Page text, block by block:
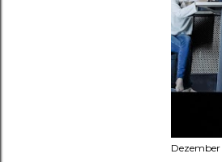
Dezember